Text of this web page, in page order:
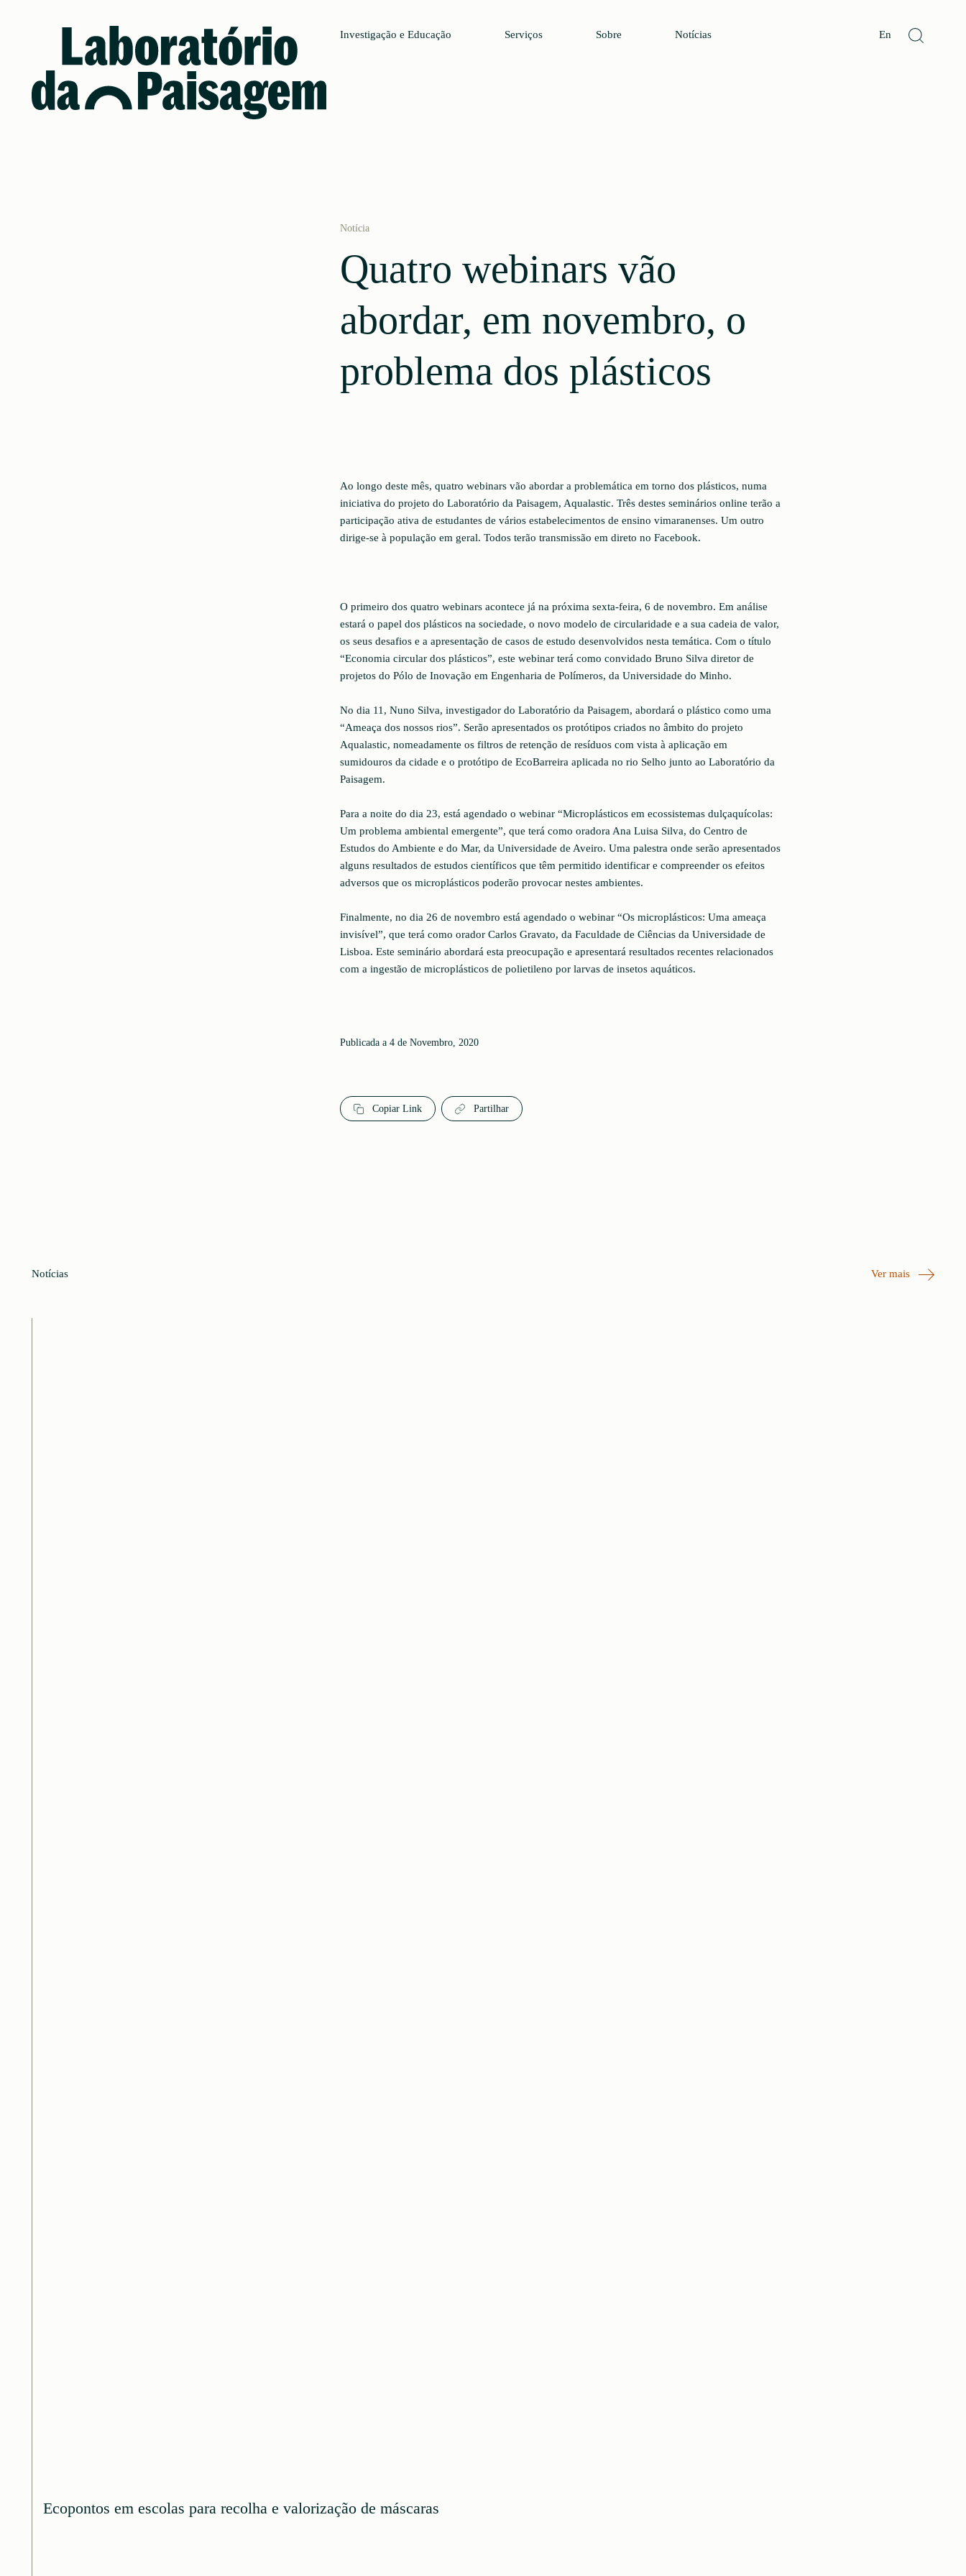
Investigação e Educação Serviços Sobre Notícias En
Notícia
Quatro webinars vão
abordar, em novembro, o
problema dos plásticos
Ao longo deste mês, quatro webinars vão abordar a problemática em torno dos plásticos, numa
iniciativa do projeto do Laboratório da Paisagem, Aqualastic. Três destes seminários online terão a
participação ativa de estudantes de vários estabelecimentos de ensino vimaranenses. Um outro
dirige-se à população em geral. Todos terão transmissão em direto no Facebook.
O primeiro dos quatro webinars acontece já na próxima sexta-feira, 6 de novembro. Em análise
estará o papel dos plásticos na sociedade, o novo modelo de circularidade e a sua cadeia de valor,
os seus desafios e a apresentação de casos de estudo desenvolvidos nesta temática. Com o título
“Economia circular dos plásticos”, este webinar terá como convidado Bruno Silva diretor de
projetos do Pólo de Inovação em Engenharia de Polímeros, da Universidade do Minho.
No dia 11, Nuno Silva, investigador do Laboratório da Paisagem, abordará o plástico como uma
“Ameaça dos nossos rios”. Serão apresentados os protótipos criados no âmbito do projeto
Aqualastic, nomeadamente os filtros de retenção de resíduos com vista à aplicação em
sumidouros da cidade e o protótipo de EcoBarreira aplicada no rio Selho junto ao Laboratório da
Paisagem.
Para a noite do dia 23, está agendado o webinar “Microplásticos em ecossistemas dulçaquícolas:
Um problema ambiental emergente”, que terá como oradora Ana Luisa Silva, do Centro de
Estudos do Ambiente e do Mar, da Universidade de Aveiro. Uma palestra onde serão apresentados
alguns resultados de estudos científicos que têm permitido identificar e compreender os efeitos
adversos que os microplásticos poderão provocar nestes ambientes.
Finalmente, no dia 26 de novembro está agendado o webinar “Os microplásticos: Uma ameaça
invisível”, que terá como orador Carlos Gravato, da Faculdade de Ciências da Universidade de
Lisboa. Este seminário abordará esta preocupação e apresentará resultados recentes relacionados
com a ingestão de microplásticos de polietileno por larvas de insetos aquáticos.
Publicada a 4 de Novembro, 2020
Copiar Link Partilhar
Notícias Ver mais
Ecopontos em escolas para recolha e valorização de máscaras